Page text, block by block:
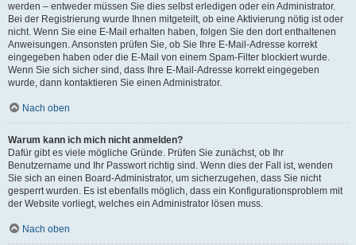
werden – entweder müssen Sie dies selbst erledigen oder ein Administrator.
Bei der Registrierung wurde Ihnen mitgeteilt, ob eine Aktivierung nötig ist oder
nicht. Wenn Sie eine E-Mail erhalten haben, folgen Sie den dort enthaltenen
Anweisungen. Ansonsten prüfen Sie, ob Sie Ihre E-Mail-Adresse korrekt
eingegeben haben oder die E-Mail von einem Spam-Filter blockiert wurde.
Wenn Sie sich sicher sind, dass Ihre E-Mail-Adresse korrekt eingegeben
wurde, dann kontaktieren Sie einen Administrator.
Nach oben
Warum kann ich mich nicht anmelden?
Dafür gibt es viele mögliche Gründe. Prüfen Sie zunächst, ob Ihr
Benutzername und Ihr Passwort richtig sind. Wenn dies der Fall ist, wenden
Sie sich an einen Board-Administrator, um sicherzugehen, dass Sie nicht
gesperrt wurden. Es ist ebenfalls möglich, dass ein Konfigurationsproblem mit
der Website vorliegt, welches ein Administrator lösen muss.
Nach oben